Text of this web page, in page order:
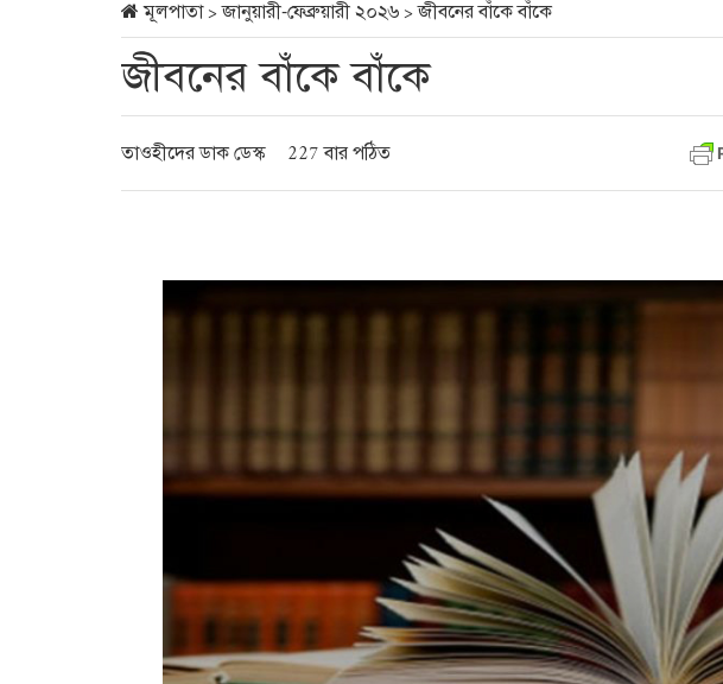
মূলপাতা> জানুয়ারী-ফেব্রুয়ারী ২০২৬ > জীবনের বাঁকে বাঁকে
জীবনের বাঁকে বাঁকে
তাওহীদের ডাক ডেস্ক 227 বার পঠিত